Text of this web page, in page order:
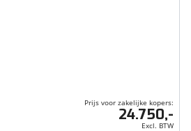
Prijs voor zakelijke kopers:
24.750,-
Excl. BTW